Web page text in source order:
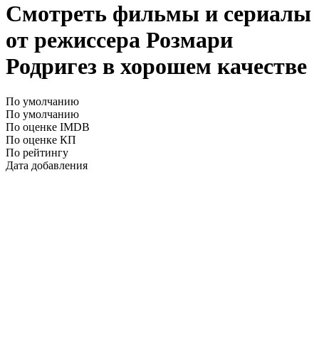
Смотреть фильмы и сериалы
от режиссера Розмари
Родригез в хорошем качестве
По умолчанию
По умолчанию
По оценке IMDB
По оценке КП
По рейтингу
Дата добавления